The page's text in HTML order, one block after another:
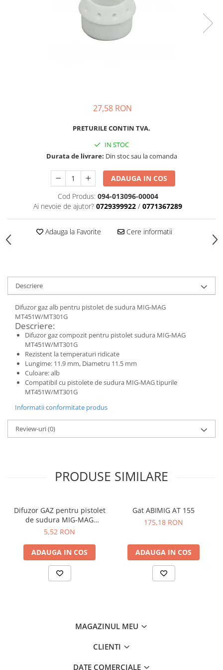
27,58 RON
PRETURILE CONTIN TVA.
IN STOC
Durata de livrare: Din stoc sau la comanda
ADAUGA IN COS
Cod Produs: 094-013096-00004
Ai nevoie de ajutor? 0729399922 / 0771367289
Adauga la Favorite Cere informatii
Descriere
Difuzor gaz alb pentru pistolet de sudura MIG-MAG
MT451W/MT301G
Descriere:
Difuzor gaz compozit pentru pistolet sudura MIG-MAG
MT451W/MT301G
Rezistent la temperaturi ridicate
Lungime: 11.9 mm, Diametru 11.5 mm
Culoare: alb
Compatibil cu pistolete de sudura MIG-MAG tipurile
MT451W/MT301G
Informatii conformitate produs
Review-uri(0)
PRODUSE SIMILARE
Difuzor GAZ pentru pistolet
de sudura MIG-MAG
401/501 Long Life
5,52 RON
ADAUGA IN COS
Gat ABIMIG AT 155
175,18 RON
ADAUGA IN COS
MAGAZINUL MEU
CLIENTI
DATE COMERCIALE